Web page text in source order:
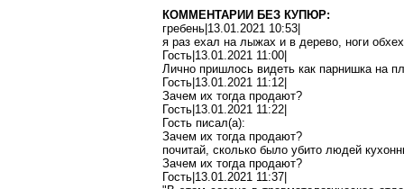
КОММЕНТАРИИ БЕЗ КУПЮР:
гребень|13.01.2021 10:53|
я раз ехал на лыжах и в дерево, ноги
Гость|13.01.2021 11:00|
Лично пришлось видеть как парнишка на
Гость|13.01.2021 11:12|
Зачем их тогда продают?
Гость|13.01.2021 11:22|
Гость писал(a):
Зачем их тогда продают?
почитай, сколько было убито людей
Зачем их тогда продают?
Гость|13.01.2021 11:37|